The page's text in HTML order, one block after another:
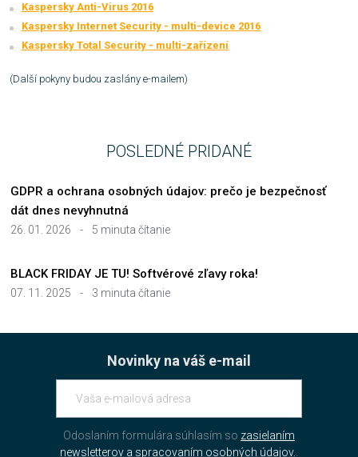
Kaspersky Anti-Virus 2016
Kaspersky Internet Security - multi-device 2016
Kaspersky Total Security - multi-zařízení
(Další pokyny budou zaslány e-mailem)
POSLEDNÉ PRIDANÉ
26. 01. 2026 - 5 minuta čítanie
GDPR a ochrana osobných údajov: prečo je bezpečnosť
dát dnes nevyhnutná
07. 11. 2025 - 3 minuta čítanie
BLACK FRIDAY JE TU! Softvérové zľavy roka!
Novinky na váš e-mail
Odoslaním formulára súhlasím so zasielaním
newsletterov a spracovaním osobných údajov.